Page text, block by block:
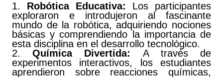
1. Robótica Educativa: Los participantes
exploraron e introdujeron al fascinante
mundo de la robótica, adquiriendo nociones
básicas y comprendiendo la importancia de
esta disciplina en el desarrollo tecnológico.
2.Química Divertida:
A través de
experimentos interactivos, los estudiantes
aprendieron sobre reacciones químicas,